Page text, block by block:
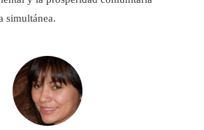
simultánea.